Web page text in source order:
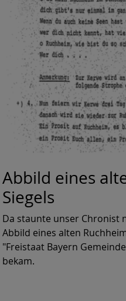
Abbild eines
Siegels
Da staunte unser Chronist
Abbild eines alten
"Freistaat Bayern
bekam.